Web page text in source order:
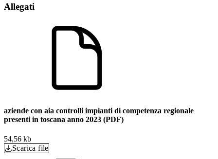
Allegati
aziende con aia controlli impianti di competenza regionale
presenti in toscana anno 2023 (PDF)
54,56 kb
Scarica file